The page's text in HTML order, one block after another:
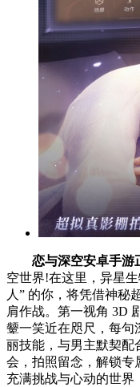
恋与深空安卓手游
空世界!在这里，异星
人” 的你，将凭借神秘
肩作战。第一视角 3D
颦一笑近在咫尺，每句
丽技能，与男主默契配
会，拍照留念，解锁专
充满挑战与心动的世界